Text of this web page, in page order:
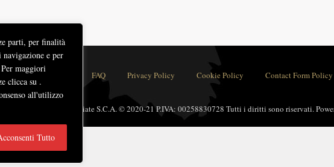
parti, per finalità
navigazione e per
maggiori
clicca su .
all'utilizzo
Tutto
Termini e Condizioni FAQ Privacy Policy Cookie Policy Contact Form Policy
Agricole Associate S.C.A. © 2020-21 P.IVA: 00258830728 Tutti i diritti sono riservati.